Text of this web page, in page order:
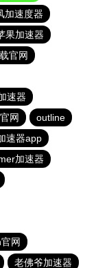
加速度器
果加速器
官网
速器
网
outline
速器app
加速器
网
老佛爷加速器